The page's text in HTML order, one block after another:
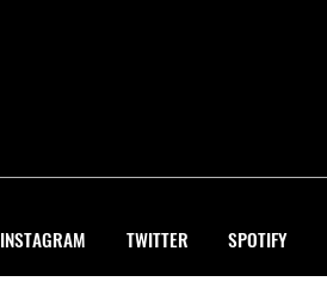
INSTAGRAM TWITTER SPOTIFY